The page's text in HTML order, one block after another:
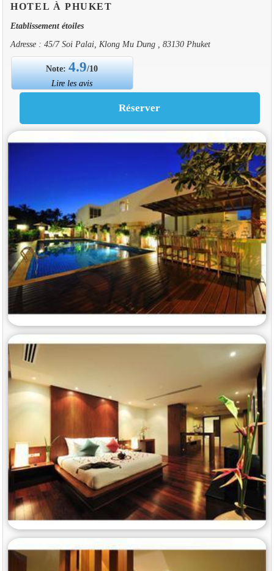
HOTEL À PHUKET
Etablissement étoiles
Adresse : 45/7 Soi Palai, Klong Mu Dung , 83130 Phuket
Note:4.9/10
Lire les avis